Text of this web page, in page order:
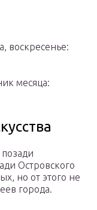
воскресенье:
месяца:
Островского
но от этого не
города.